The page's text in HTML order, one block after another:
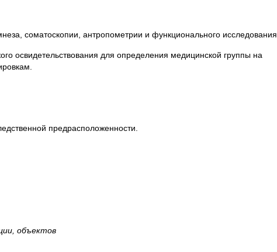
соматоскопии, антропометрии и функционального исследования.
освидетельствования для определения медицинской группы на
предрасположенности.
объектов